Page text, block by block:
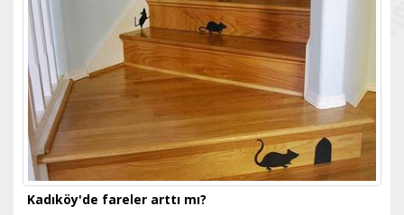
Kadıköy'de fareler arttı mı?